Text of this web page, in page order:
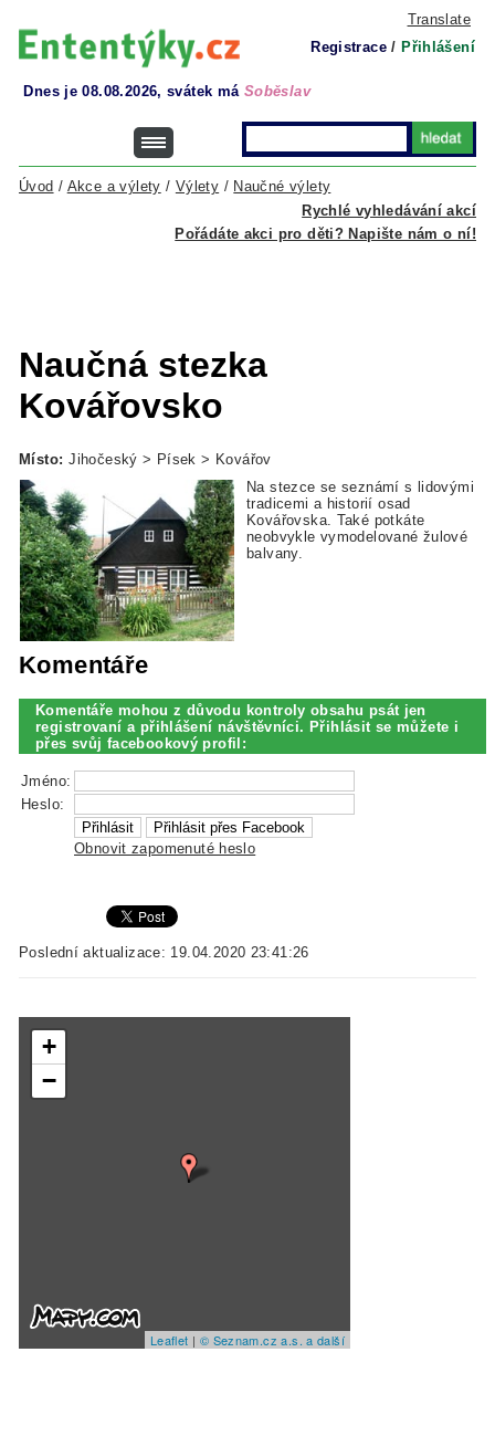
Translate
Registrace / Přihlášení
Dnes je 08.08.2026, svátek má Soběslav
Rychlé vyhledávání akcí
Úvod / Akce a výlety / Výlety / Naučné výlety
Pořádáte akci pro děti? Napište nám o ní!
Naučná stezka
Kovářovsko
Místo: Jihočeský > Písek > Kovářov
Na stezce se seznámí s lidovými
tradicemi a historií osad
Kovářovska. Také potkáte
neobvykle vymodelované žulové
balvany.
Komentáře
Komentáře mohou z důvodu kontroly obsahu psát jen
registrovaní a přihlášení návštěvníci. Přihlásit se můžete i
přes svůj facebookový profil:
Jméno:
Heslo:
Obnovit zapomenuté heslo
Poslední aktualizace: 19.04.2020 23:41:26
+
−
Leaflet | © Seznam.cz a.s. a další